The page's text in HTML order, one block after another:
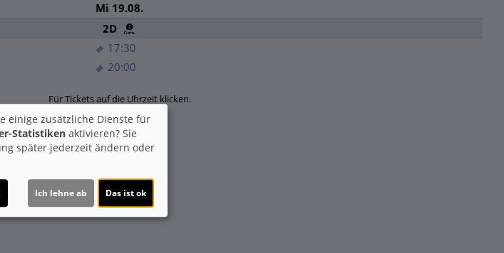
Mi 19.08.
17:30
20:00
2D
Für Tickets auf die Uhrzeit klicken.
einige zusätzliche Dienste für
Statistiken aktivieren? Sie
später jederzeit ändern oder
Ich lehne ab Das ist ok